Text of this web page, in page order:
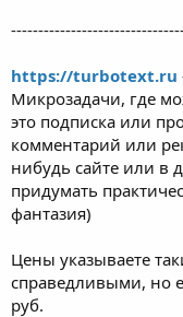
https://turbotext.ru
Микрозадачи, где
это подписка или
комментарий или
нибудь сайте или в
придумать
фантазия)
Цены указываете
справедливыми, но
руб.